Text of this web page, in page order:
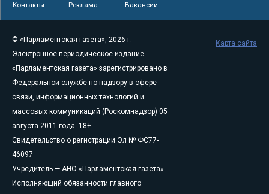
Контакты Реклама Вакансии
© «Парламентская газета», 2026 г.
Электронное периодическое издание
«Парламентская газета» зарегистрировано в
Федеральной службе по надзору в сфере
связи, информационных технологий и
массовых коммуникаций (Роскомнадзор) 05
августа 2011 года. 18+
Свидетельство о регистрации Эл № ФС77-
46097
Учредитель — АНО «Парламентская газета»
Исполняющий обязанности главного
Карта сайта